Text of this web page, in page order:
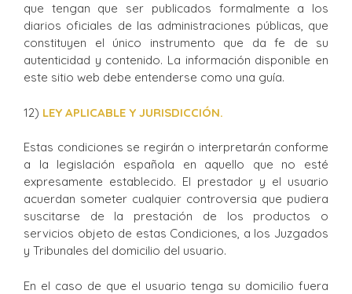
que tengan que ser publicados formalmente a los
diarios oficiales de las administraciones públicas, que
constituyen el único instrumento que da fe de su
autenticidad y contenido. La información disponible en
este sitio web debe entenderse como una guía.
12) LEY APLICABLE Y JURISDICCIÓN.
Estas condiciones se regirán o interpretarán conforme
a la legislación española en aquello que no esté
expresamente establecido. El prestador y el usuario
acuerdan someter cualquier controversia que pudiera
suscitarse de la prestación de los productos o
servicios objeto de estas Condiciones, a los Juzgados
y Tribunales del domicilio del usuario.
En el caso de que el usuario tenga su domicilio fuera